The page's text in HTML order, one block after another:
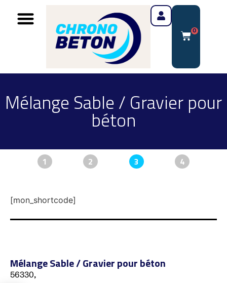
0
Mélange Sable / Gravier pour
béton
1 2 3 4
[mon_shortcode]
Mélange Sable / Gravier pour béton
56330,